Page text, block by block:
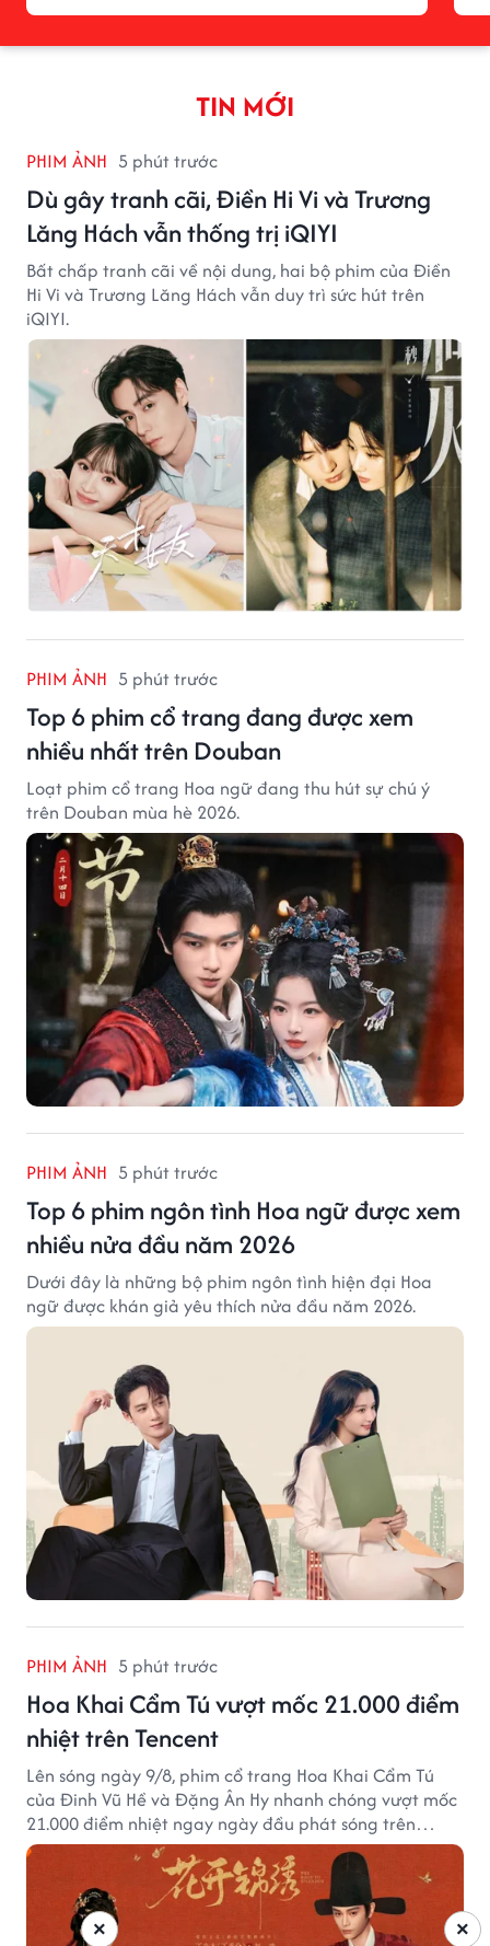
TIN MỚI
PHIM ẢNH 5 phút trước
Dù gây tranh cãi, Điền Hi Vi và Trương
Lăng Hách vẫn thống trị iQIYI
Bất chấp tranh cãi về nội dung, hai bộ phim của Điền
Hi Vi và Trương Lăng Hách vẫn duy trì sức hút trên
iQIYI.
PHIM ẢNH 5 phút trước
Top 6 phim cổ trang đang được xem
nhiều nhất trên Douban
Loạt phim cổ trang Hoa ngữ đang thu hút sự chú ý
trên Douban mùa hè 2026.
PHIM ẢNH 5 phút trước
Top 6 phim ngôn tình Hoa ngữ được xem
nhiều nửa đầu năm 2026
Dưới đây là những bộ phim ngôn tình hiện đại Hoa
ngữ được khán giả yêu thích nửa đầu năm 2026.
PHIM ẢNH 5 phút trước
Hoa Khai Cẩm Tú vượt mốc 21.000 điểm
nhiệt trên Tencent
Lên sóng ngày 9/8, phim cổ trang Hoa Khai Cẩm Tú
của Đinh Vũ Hề và Đặng Ân Hy nhanh chóng vượt mốc
21.000 điểm nhiệt ngay ngày đầu phát sóng trên
Tencent Video.
×
×